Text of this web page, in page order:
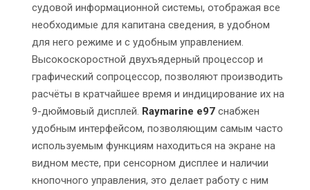
судовой информационной системы, отображая все
необходимые для капитана сведения, в удобном
для него режиме и с удобным управлением.
Высокоскоростной двухъядерный процессор и
графический сопроцессор, позволяют производить
расчёты в кратчайшее время и индицирование их на
9-дюймовый дисплей. Raymarine e97 снабжен
удобным интерфейсом, позволяющим самым часто
используемым функциям находиться на экране на
видном месте, при сенсорном дисплее и наличии
кнопочного управления, это делает работу с ним